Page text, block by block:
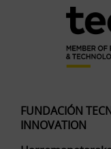
FUNDACIÓN
INNOVATION